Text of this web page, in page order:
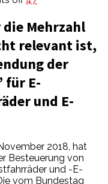
Mehrzahl
relevant ist,
der
für E-
und E-
2018, hat
Besteuerung von
und -E-
vom Bundestag